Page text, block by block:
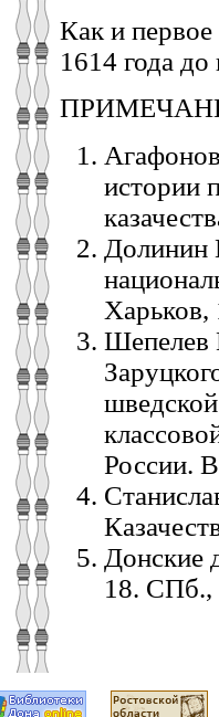
Как и первое
1614 года до
истории
Долинин
Харьков,
Шепелев
России.
Донские
18. СПб.,